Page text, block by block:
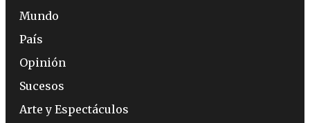
Mundo
País
Opinión
Sucesos
Arte y Espectáculos